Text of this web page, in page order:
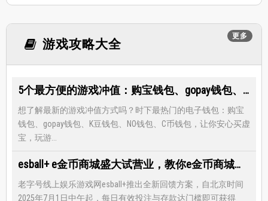
更多
游戏攻略大全
5个最方便的游戏冲值：购宝钱包、gopay钱包、K豆钱包、NO钱包、C币钱包
想了解最新的游戏冲值方式吗？时下最热门的电子钱包：购宝
钱包、gopay钱包、K豆钱包、NO钱包、C币钱包，让你安心买虚
宝，玩游...
esball+ e金币商城盛大试营业，教你e金币商城怎么兑换最优惠
老字号线上娱乐游戏网esball+推出全新回馈方案，自北京时间
2025年7月1日中午起，每日有效投注与存款达门槛即可获得